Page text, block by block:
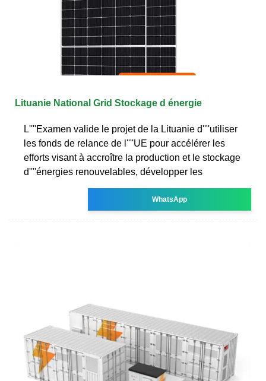
Lituanie National Grid Stockage d énergie
L''''Examen valide le projet de la Lituanie d''''utiliser
les fonds de relance de l''''UE pour accélérer les
efforts visant à accroître la production et le stockage
d''''énergies renouvelables, développer les
WhatsApp